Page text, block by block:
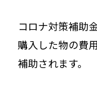
コロナ対策補助
購入した物の費
補助されます。